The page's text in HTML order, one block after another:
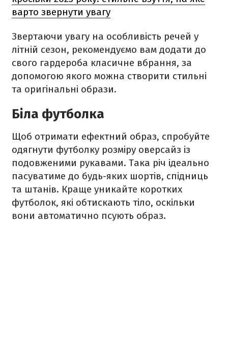
варто звернути увагу
Звертаючи увагу на особливість речей у
літній сезон, рекомендуємо вам додати до
свого гардероба класичне вбрання, за
допомогою якого можна створити стильні
та оригінальні образи.
Біла футболка
Щоб отримати ефектний образ, спробуйте
одягнути футболку розміру оверсайз із
подовженими рукавами. Така річ ідеально
пасуватиме до будь-яких шортів, спідниць
та штанів. Краще уникайте коротких
футболок, які обтискають тіло, оскільки
вони автоматично псують образ.